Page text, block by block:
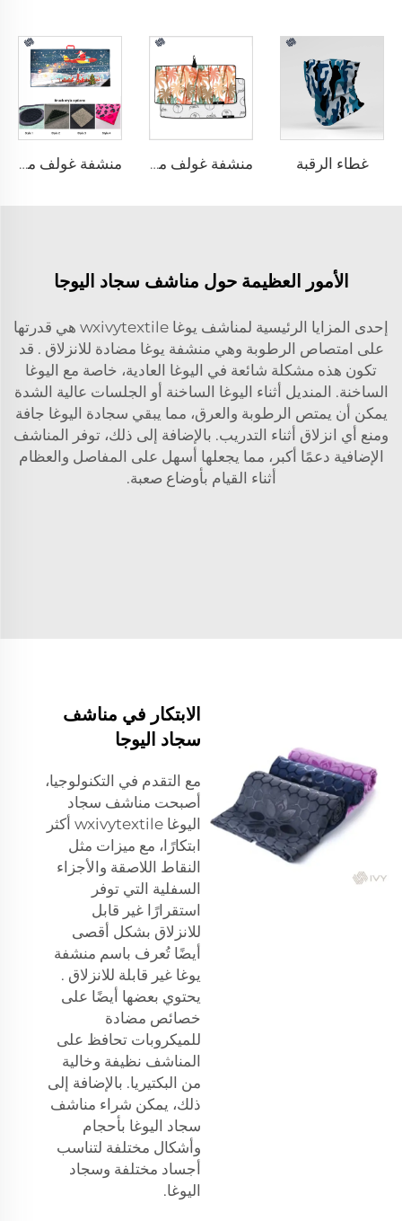
غطاء الرقبة منشفة غولف مطبوعة منشفة غولف مع فرشاة
الأمور العظيمة حول مناشف سجاد اليوجا
إحدى المزايا الرئيسية لمناشف يوغا wxivytextile هي قدرتها
على امتصاص الرطوبة وهي منشفة يوغا مضادة للانزلاق . قد
تكون هذه مشكلة شائعة في اليوغا العادية، خاصة مع اليوغا
الساخنة. المنديل أثناء اليوغا الساخنة أو الجلسات عالية الشدة
يمكن أن يمتص الرطوبة والعرق، مما يبقي سجادة اليوغا جافة
ومنع أي انزلاق أثناء التدريب. بالإضافة إلى ذلك، توفر المناشف
الإضافية دعمًا أكبر، مما يجعلها أسهل على المفاصل والعظام
أثناء القيام بأوضاع صعبة.
الابتكار في مناشف
سجاد اليوجا
مع التقدم في التكنولوجيا،
أصبحت مناشف سجاد
اليوغا wxivytextile أكثر
ابتكارًا، مع ميزات مثل
النقاط اللاصقة والأجزاء
السفلية التي توفر
استقرارًا غير قابل
للانزلاق بشكل أقصى
أيضًا تُعرف باسم منشفة
يوغا غير قابلة للانزلاق .
يحتوي بعضها أيضًا على
خصائص مضادة
للميكروبات تحافظ على
المناشف نظيفة وخالية
من البكتيريا. بالإضافة إلى
ذلك، يمكن شراء مناشف
سجاد اليوغا بأحجام
وأشكال مختلفة لتناسب
أجساد مختلفة وسجاد
اليوغا.